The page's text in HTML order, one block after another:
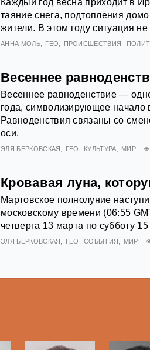
Каждый год весна приходит в
таяние снега, подтопления
жители. В этом году ситуация
АННА МОЛЬ ГЕО ПРОИСШЕСТВИЯ
Весеннее
Весеннее равноденствие —
года, символизирующее
Равноденствия связаны со
оси.
ЭЛЯ БЕРКОВСКАЯ ГЕО КУЛЬТУРА МИР
Кровавая луна,
Мартовское полнолуние
московскому времени (06:55
четверга 13 марта по субботу
ЭЛЯ БЕРКОВСКАЯ ГЕО СОБЫТИЯ МИР